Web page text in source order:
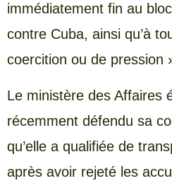
immédiatement fin au
contre Cuba, ainsi qu’à
coercition ou de pression
Le ministère des Affaires
récemment défendu sa
qu’elle a qualifiée de
après avoir rejeté les